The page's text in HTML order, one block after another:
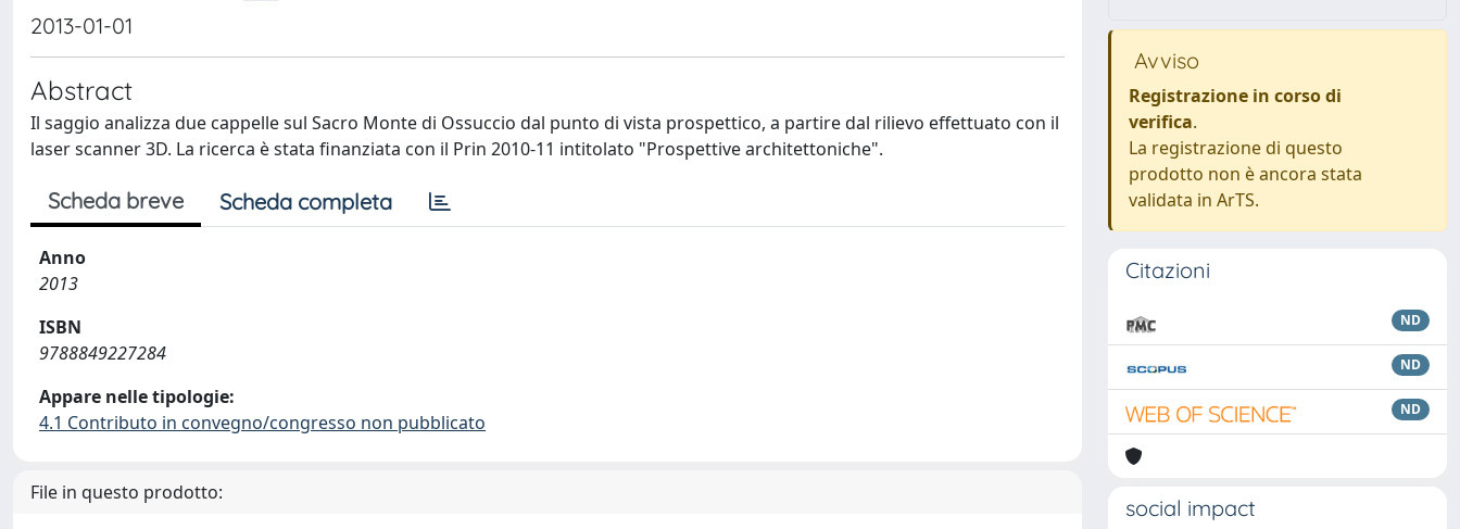
2013-01-01
Abstract
Il saggio analizza due cappelle sul Sacro Monte di Ossuccio dal punto di vista prospettico, a partire dal rilievo effettuato con il
laser scanner 3D. La ricerca è stata finanziata con il Prin 2010-11 intitolato "Prospettive architettoniche".
Scheda breve Scheda completa
Anno
2013
ISBN
9788849227284
Appare nelle tipologie:
4.1 Contributo in convegno/congresso non pubblicato
File in questo prodotto:
Avviso
Registrazione in corso di
verifica.
La registrazione di questo
prodotto non è ancora stata
validata in ArTS.
Citazioni
ND
ND
ND
social impact